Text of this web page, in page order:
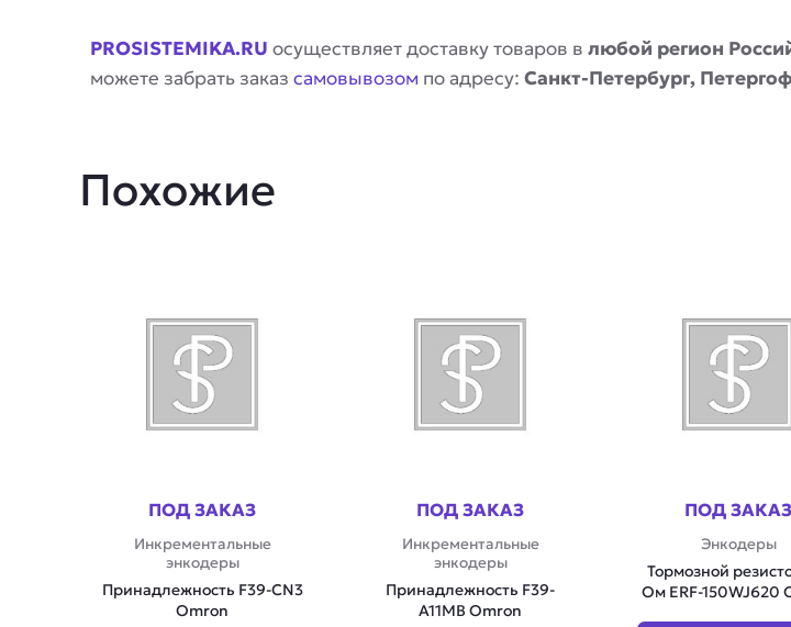
PROSISTEMIKA.RU осуществляет доставку товаров в любой регион
можете забрать заказ самовывозом по адресу: Санкт-Петербург,
Похожие
ПОД ЗАКАЗ
Инкрементальные
энкодеры
Принадлежность F39-CN3
Omron
ПОД ЗАКАЗ
Инкрементальные
энкодеры
Принадлежность F39-
A11MB Omron
ПОД ЗАКАЗ
Энкодеры
Тормозной
Ом ERF-150WJ620